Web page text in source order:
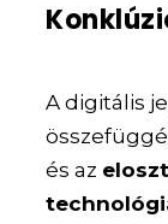
A digitális
és az